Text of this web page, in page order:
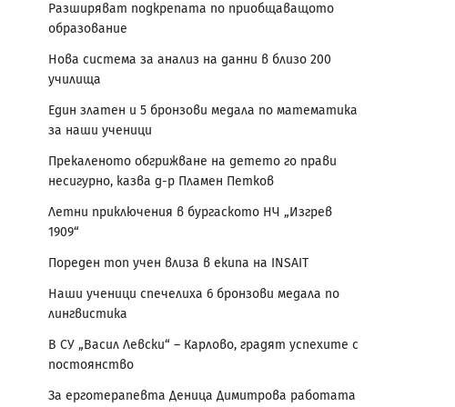
Разширяват подкрепата по приобщаващото
образование
Нова система за анализ на данни в близо 200
училища
Един златен и 5 бронзови медала по математика
за наши ученици
Прекаленото обгрижване на детето го прави
несигурно, казва д-р Пламен Петков
Летни приключения в бургаското НЧ „Изгрев
1909“
Пореден топ учен влиза в екипа на INSAIT
Наши ученици спечелиха 6 бронзови медала по
лингвистика
В СУ „Васил Левски“ – Карлово, градят успехите с
постоянство
За ерготерапевта Деница Димитрова работата